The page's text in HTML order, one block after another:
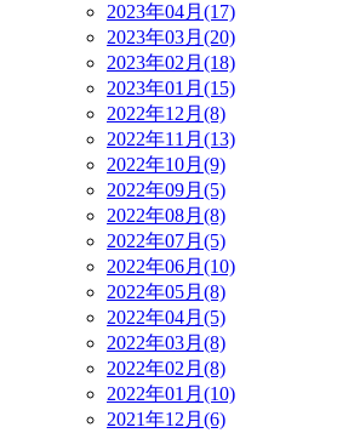
2023年04月(17)
2023年03月(20)
2023年02月(18)
2023年01月(15)
2022年12月(8)
2022年11月(13)
2022年10月(9)
2022年09月(5)
2022年08月(8)
2022年07月(5)
2022年06月(10)
2022年05月(8)
2022年04月(5)
2022年03月(8)
2022年02月(8)
2022年01月(10)
2021年12月(6)